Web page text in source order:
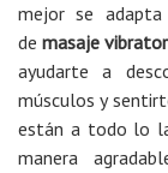
mejor se
de masaje
ayudarte a
músculos y
están a todo lo
manera